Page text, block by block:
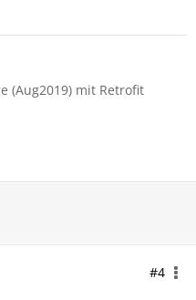
(Aug2019) mit Retrofit
#4